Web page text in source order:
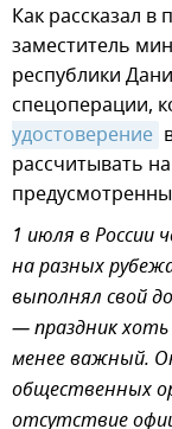
Как рассказал в
заместитель
республики
спецоперации,
удостоверение
рассчитывать
1 июля в
на разных
выполнял свой
— праздник
менее важный.
общественных
отсутствие